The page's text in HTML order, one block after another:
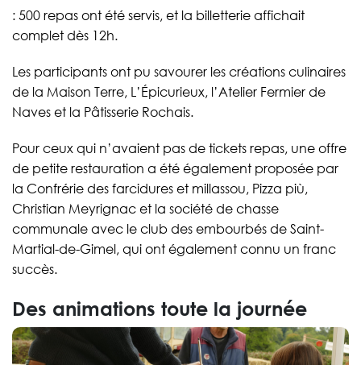
: 500 repas ont été servis, et la billetterie affichait
complet dès 12h.
Les participants ont pu savourer les créations culinaires
de la Maison Terre, L’Épicurieux, l’Atelier Fermier de
Naves et la Pâtisserie Rochais.
Pour ceux qui n’avaient pas de tickets repas, une offre
de petite restauration a été également proposée par
la Confrérie des farcidures et millassou, Pizza più,
Christian Meyrignac et la société de chasse
communale avec le club des embourbés de Saint-
Martial-de-Gimel, qui ont également connu un franc
succès.
Des animations toute la journée